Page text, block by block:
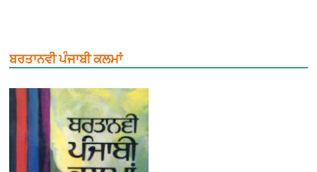
ਬਰਤਾਨਵੀ ਪੰਜਾਬੀ ਕਲਮਾਂ